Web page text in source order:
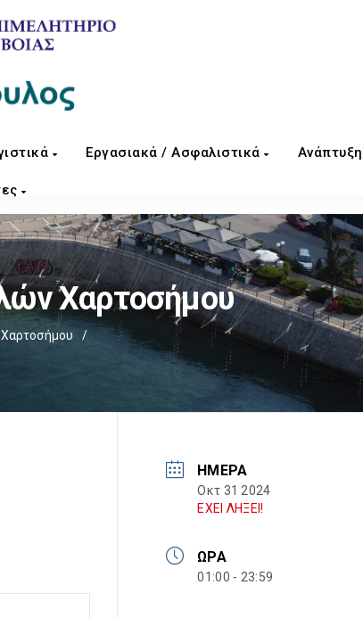
Εργασιακά / Ασφαλιστικά
Χαρτοσήμου
/
ΗΜΈΡΑ
Οκτ 31 2024
ΕΧΕΙ ΛΗΞΕΙ!
ΏΡΑ
01:00 - 23:59